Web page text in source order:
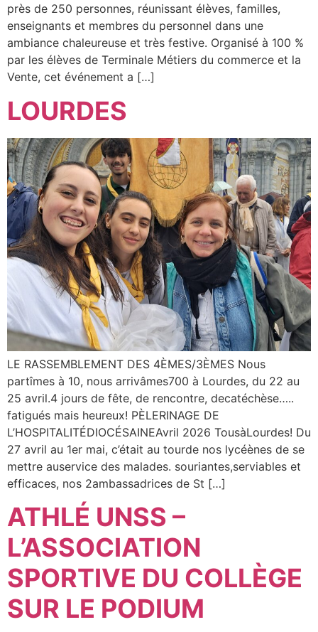
près de 250 personnes, réunissant élèves, familles,
enseignants et membres du personnel dans une
ambiance chaleureuse et très festive. Organisé à 100 %
par les élèves de Terminale Métiers du commerce et la
Vente, cet événement a […]
LOURDES
LE RASSEMBLEMENT DES 4ÈMES/3ÈMES Nous
partîmes à 10, nous arrivâmes700 à Lourdes, du 22 au
25 avril.4 jours de fête, de rencontre, decatéchèse…..
fatigués mais heureux! PÈLERINAGE DE
L’HOSPITALITÉDIOCÉSAINEAvril 2026 TousàLourdes! Du
27 avril au 1er mai, c’était au tourde nos lycéènes de se
mettre auservice des malades. souriantes,serviables et
efficaces, nos 2ambassadrices de St […]
ATHLÉ UNSS –
L’ASSOCIATION
SPORTIVE DU COLLÈGE
SUR LE PODIUM